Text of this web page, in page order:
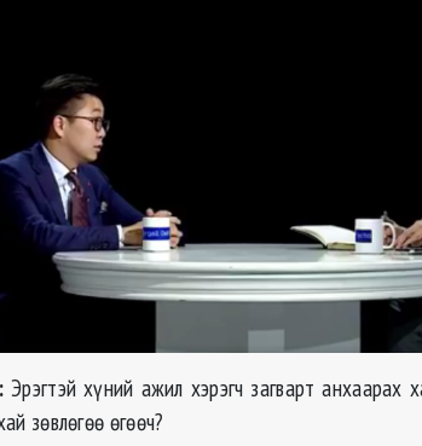
Эрэгтэй хүний ажил хэрэгч загварт анхаарах
зөвлөгөө өгөөч?